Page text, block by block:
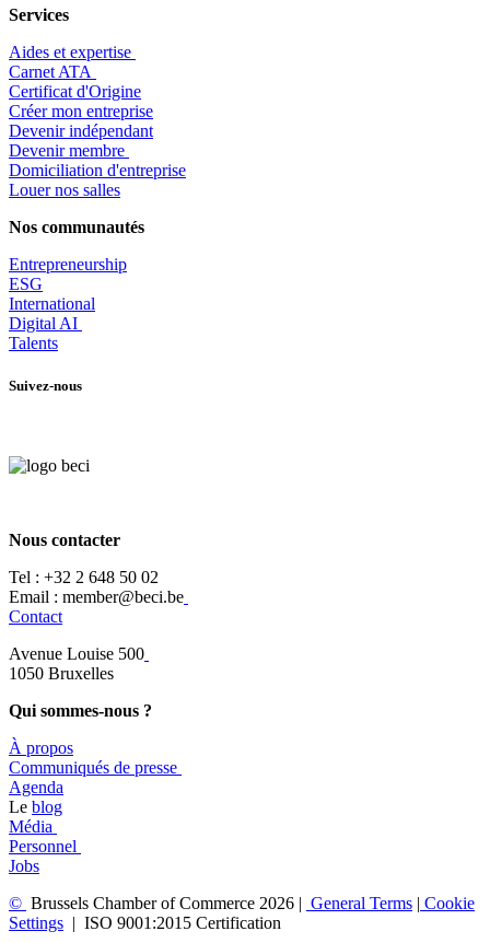
Services
Aides et expertise
​Carnet ATA
Certificat d'Origine
Créer mon entreprise
Devenir indépendant
Devenir membre
​Domiciliation d'entreprise
Louer nos salles
Nos communautés
Entrepreneurship
ESG
International
Digital AI
Talents
Suivez-nous
Nous contacter
Tel : +32 2 648 50 02​
​​Email : member@beci.be
Contact
Avenue Louise 500
​1050 Bruxelles
Qui sommes-nous ?
À propos
​​Communiqués de presse
​Agenda
​​Le blog
​Média
Personnel
Jobs
© Brussels Chamber of Commerce 2026 | General Terms
Cookie
Settings
ISO 9001:2015 Certification